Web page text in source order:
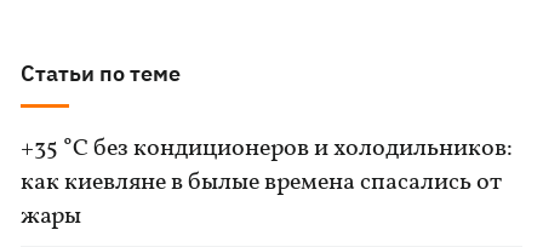
Статьи по теме
+35 °C без кондиционеров и холодильников:
как киевляне в былые времена спасались от
жары